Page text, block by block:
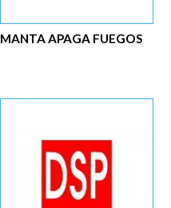
MANTA APAGA FUEGOS